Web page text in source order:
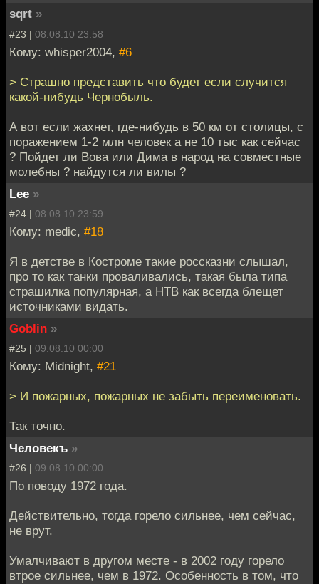
sqrt »
#23 | 08.08.10 23:58
Кому: whisper2004, #6
> Страшно представить что будет если случится
какой-нибудь Чернобыль.
А вот если жахнет, где-нибудь в 50 км от столицы, с
поражением 1-2 млн человек а не 10 тыс как сейчас
? Пойдет ли Вова или Дима в народ на совместные
молебны ? найдутся ли вилы ?
Lee »
#24 | 08.08.10 23:59
Кому: medic, #18
Я в детстве в Костроме такие россказни слышал,
про то как танки проваливались, такая была типа
страшилка популярная, а НТВ как всегда блещет
источниками видать.
Goblin »
#25 | 09.08.10 00:00
Кому: Midnight, #21
> И пожарных, пожарных не забыть переименовать.
Так точно.
Человекъ »
#26 | 09.08.10 00:00
По поводу 1972 года.
Действительно, тогда горело сильнее, чем сейчас,
не врут.
Умалчивают в другом месте - в 2002 году горело
втрое сильнее, чем в 1972. Особенность в том, что